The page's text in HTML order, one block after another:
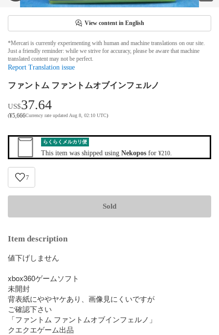
View content in English
*Mercari is currently experimenting with human and machine translations on our site.
Just a friendly reminder: while we strive for accuracy, please be aware that machine
translated content may not be perfect.
Report Translation issue
ファントム ファントムオブインフェルノ
US$37.64
(¥5,666Currency rate updated Aug 8, 02:10 UTC)
らくらくメルカリ便
This item was shipped using Nekopos for ¥210
7
Sold
Item description
値下げしません
xbox360ゲームソフト
未開封
背表紙にややヤケあり、画像見にくいですが
ご確認下さい
「ファントム ファントムオブインフェルノ」
クエクエゲーム出品